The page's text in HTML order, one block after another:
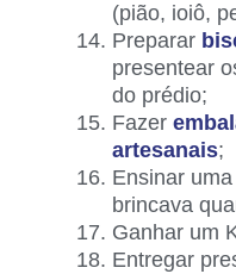
(pião, ioiô,
Preparar
presentear
do prédio;
Fazer
artesanais;
Ensinar
brincava
Ganhar um
Entregar